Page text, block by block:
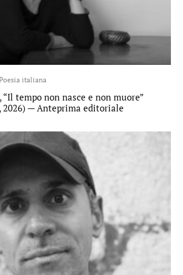
italiana
tempo non nasce e non muore”
2026) — Anteprima editoriale